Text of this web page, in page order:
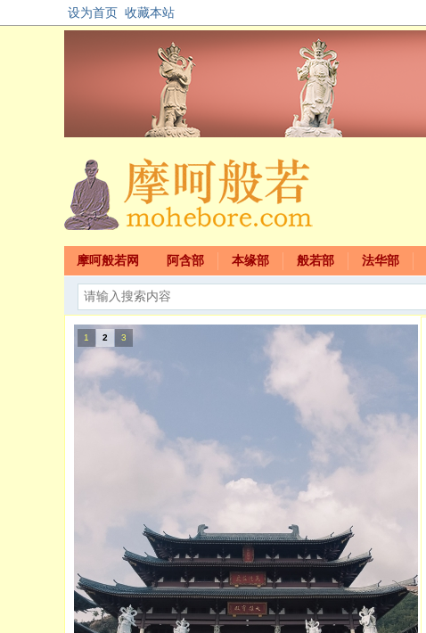
设为首页 收藏本站
摩呵般若网 阿含部 本缘部 般若部 法华部
1 2 3